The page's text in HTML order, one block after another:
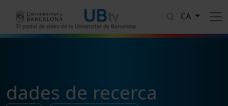
El portal de vídeo de la Universitat de Barcelona
CA
dades de recerca